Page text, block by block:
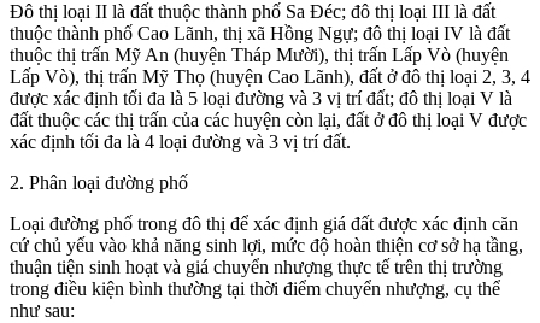
Đô thị loại II là đất thuộc thành phố Sa Đéc; đô thị loại III là đất
thuộc thành phố Cao Lãnh, thị xã Hồng Ngự; đô thị loại IV là đất
thuộc thị trấn Mỹ An (huyện Tháp Mười), thị trấn Lấp Vò (huyện
Lấp Vò), thị trấn Mỹ Thọ (huyện Cao Lãnh), đất ở đô thị loại 2, 3, 4
được xác định tối đa là 5 loại đường và 3 vị trí đất; đô thị loại V là
đất thuộc các thị trấn của các huyện còn lại, đất ở đô thị loại V được
xác định tối đa là 4 loại đường và 3 vị trí đất.
2. Phân loại đường phố
Loại đường phố trong đô thị để xác định giá đất được xác định căn
cứ chủ yếu vào khả năng sinh lợi, mức độ hoàn thiện cơ sở hạ tầng,
thuận tiện sinh hoạt và giá chuyển nhượng thực tế trên thị trường
trong điều kiện bình thường tại thời điểm chuyển nhượng, cụ thể
như sau: